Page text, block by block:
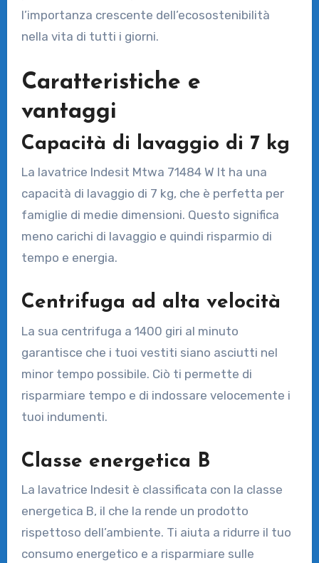
l’importanza crescente dell’ecosostenibilità
nella vita di tutti i giorni.
Caratteristiche e
vantaggi
Capacità di lavaggio di 7 kg
La lavatrice Indesit Mtwa 71484 W It ha una
capacità di lavaggio di 7 kg, che è perfetta per
famiglie di medie dimensioni. Questo significa
meno carichi di lavaggio e quindi risparmio di
tempo e energia.
Centrifuga ad alta velocità
La sua centrifuga a 1400 giri al minuto
garantisce che i tuoi vestiti siano asciutti nel
minor tempo possibile. Ciò ti permette di
risparmiare tempo e di indossare velocemente i
tuoi indumenti.
Classe energetica B
La lavatrice Indesit è classificata con la classe
energetica B, il che la rende un prodotto
rispettoso dell’ambiente. Ti aiuta a ridurre il tuo
consumo energetico e a risparmiare sulle